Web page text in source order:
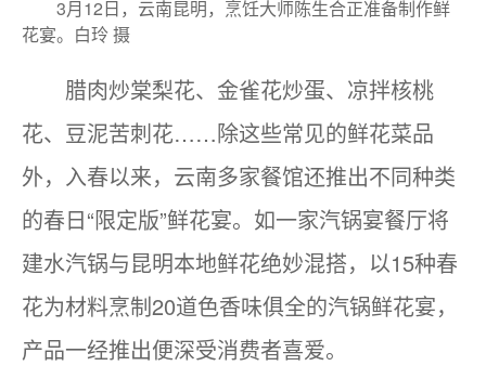
3月12日，云南昆明，烹饪大师陈生合正准备制作鲜
花宴。白玲 摄
腊肉炒棠梨花、金雀花炒蛋、凉拌核桃
花、豆泥苦刺花……除这些常见的鲜花菜品
外，入春以来，云南多家餐馆还推出不同种类
的春日“限定版”鲜花宴。如一家汽锅宴餐厅将
建水汽锅与昆明本地鲜花绝妙混搭，以15种春
花为材料烹制20道色香味俱全的汽锅鲜花宴，
产品一经推出便深受消费者喜爱。